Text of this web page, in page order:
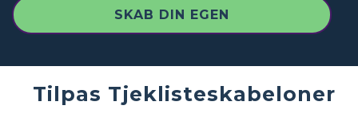
SKAB DIN EGEN
Tilpas Tjeklisteskabeloner